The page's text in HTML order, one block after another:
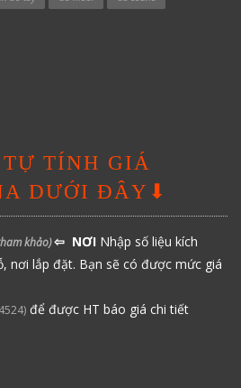
TÍNH GIÁ
DƯỚI ĐÂY⬇
khảo)⇦ NƠI Nhập số liệu kích
nơi lắp đặt. Bạn sẽ có được mức giá
để được HT báo giá chi tiết